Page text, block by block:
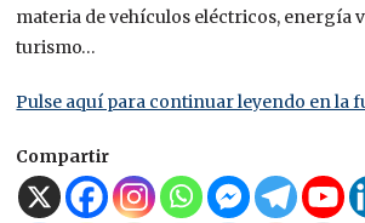
materia de vehículos eléctricos, energía
turismo…
Pulse aquí para continuar leyendo en la
Compartir